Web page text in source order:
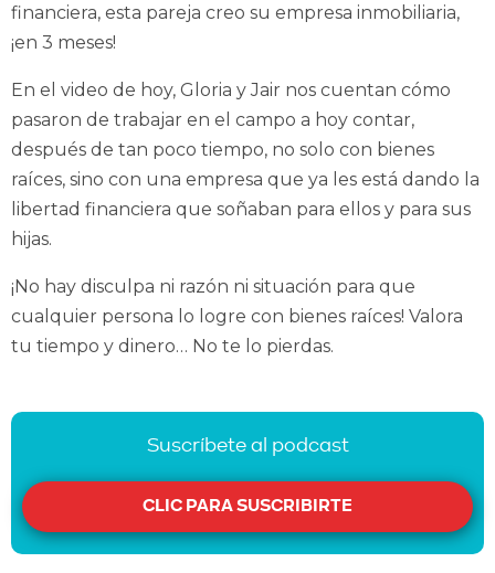
financiera, esta pareja creo su empresa inmobiliaria,
¡en 3 meses!
En el video de hoy, Gloria y Jair nos cuentan cómo
pasaron de trabajar en el campo a hoy contar,
después de tan poco tiempo, no solo con bienes
raíces, sino con una empresa que ya les está dando la
libertad financiera que soñaban para ellos y para sus
hijas.
¡No hay disculpa ni razón ni situación para que
cualquier persona lo logre con bienes raíces! Valora
tu tiempo y dinero… No te lo pierdas.
Suscríbete al podcast
CLIC PARA SUSCRIBIRTE